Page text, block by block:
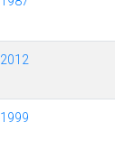
2012
1999